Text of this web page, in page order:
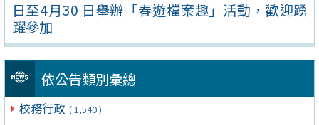
日至4月30 日舉辦「春遊檔案趣」活動，歡迎踴
躍參加
依公告類別彙總
校務行政 ( 1,540 )